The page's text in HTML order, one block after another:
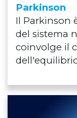
Parkinson
Il Parkinson
del sistema
coinvolge il